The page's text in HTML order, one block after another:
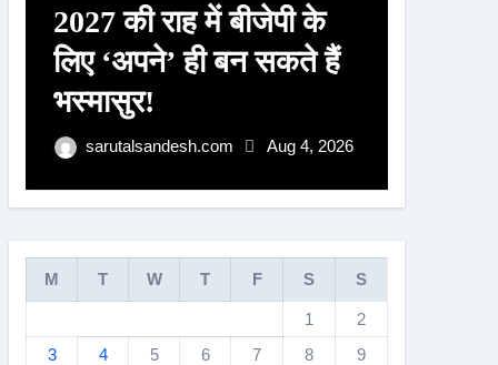
2027 की राह में बीजेपी के
लिए ‘अपने’ ही बन सकते हैं
भस्मासुर!
sarutalsandesh.com Aug 4, 2026
M T W T F S S
1
2
3
4 5 6 7 8
9